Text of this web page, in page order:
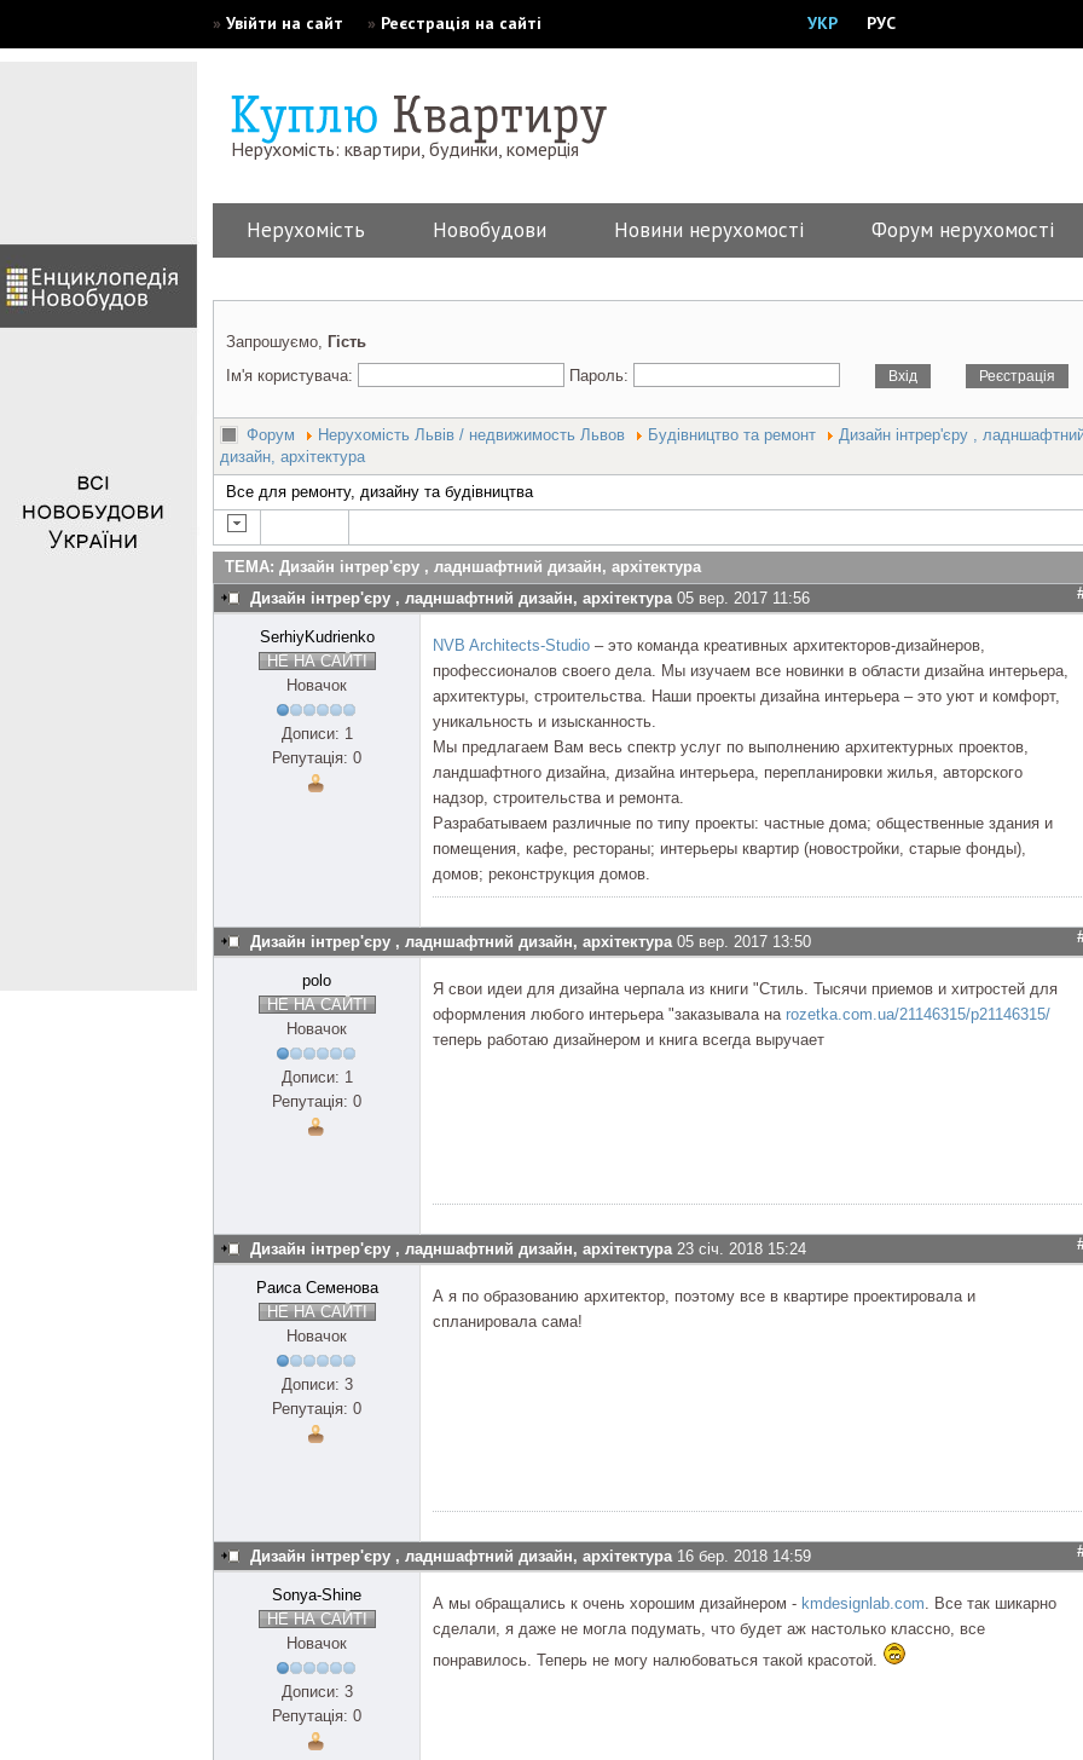
» Увійти на сайт » Реєстрація на сайті УКР РУС
Нерухомість: квартири, будинки, комерція
Нерухомість Новобудови Новини нерухомості Форум нерухомості
Запрошуємо, Гість
Ім'я користувача:
Пароль:
Форум Нерухомість Львів / недвижимость Львов Будівництво та ремонт
Дизайн інтрер'єру ,
дизайн, архітектура
Все для ремонту, дизайну та будівництва
ТЕМА: Дизайн інтрер'єру , ладншафтний дизайн, архітектура
Дизайн інтрер'єру , ладншафтний дизайн, архітектура 05 вер. 2017 11:56
SerhiyKudrienko
НЕ НА САЙТІ
Новачок
Дописи: 1
Репутація: 0
NVB Architects-Studio – это команда креативных архитекторов-дизайнеров,
профессионалов своего дела. Мы изучаем все новинки в области дизайна интерьера,
архитектуры, строительства. Наши проекты дизайна интерьера – это уют и комфорт,
уникальность и изысканность.
Мы предлагаем Вам весь спектр услуг по выполнению архитектурных проектов,
ландшафтного дизайна, дизайна интерьера, перепланировки жилья, авторского
надзор, строительства и ремонта.
Разрабатываем различные по типу проекты: частные дома; общественные здания и
помещения, кафе, рестораны; интерьеры квартир (новостройки, старые фонды),
домов; реконструкция домов.
Дизайн інтрер'єру , ладншафтний дизайн, архітектура 05 вер. 2017 13:50
polo
НЕ НА САЙТІ
Новачок
Дописи: 1
Репутація: 0
Я свои идеи для дизайна черпала из книги "Стиль. Тысячи приемов и хитростей для
оформления любого интерьера "заказывала на rozetka.com.ua/21146315/p21146315/
теперь работаю дизайнером и книга всегда выручает
Дизайн інтрер'єру , ладншафтний дизайн, архітектура 23 січ. 2018 15:24
Раиса Семенова
НЕ НА САЙТІ
Новачок
Дописи: 3
Репутація: 0
А я по образованию архитектор, поэтому все в квартире проектировала и
спланировала сама!
Дизайн інтрер'єру , ладншафтний дизайн, архітектура 16 бер. 2018 14:59
Sonya-Shine
НЕ НА САЙТІ
Новачок
Дописи: 3
Репутація: 0
А мы обращались к очень хорошим дизайнером - kmdesignlab.com. Все так шикарно
сделали, я даже не могла подумать, что будет аж настолько классно, все
понравилось. Теперь не могу налюбоваться такой красотой.